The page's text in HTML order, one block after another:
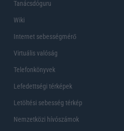
Tanácsdóguru
Wiki
Internet sebességmérő
Virtuális valóság
Telefonkönyvek
Lefedettségi térképek
Letöltési sebesség térkép
Nemzetközi hívószámok